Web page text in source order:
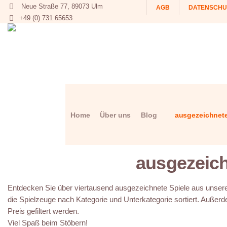
AGB
Neue Straße 77, 89073 Ulm
+49 (0) 731 65653
Home Über uns Blog
Entdecken Sie über viertausend ausgezeichnete Spiele aus
die Spielzeuge nach Kategorie und Unterkategorie sortiert.
Preis gefiltert werden.
Viel Spaß beim Stöbern!